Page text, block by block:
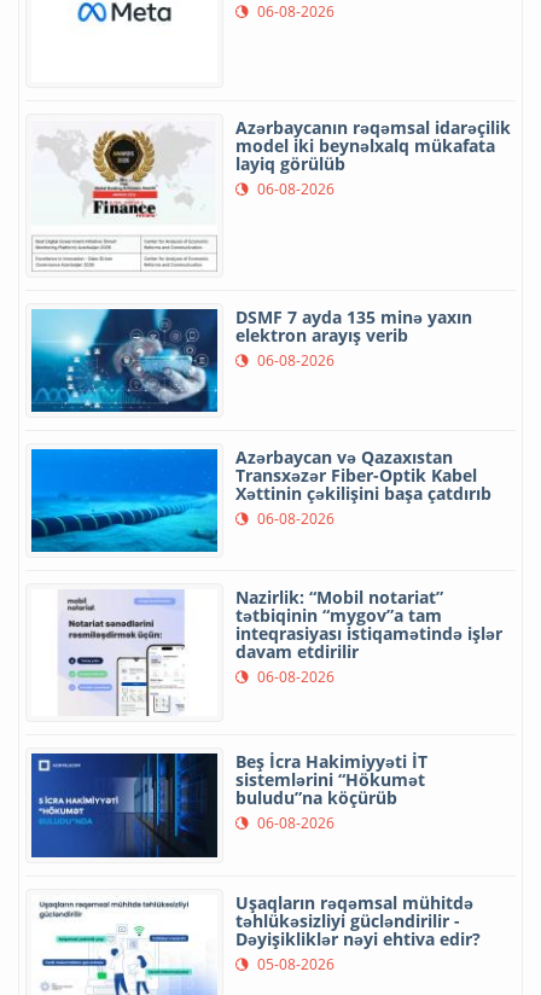
06-08-2026
Azərbaycanın rəqəmsal idarəçilik
model iki beynəlxalq mükafata
layiq görülüb
06-08-2026
DSMF 7 ayda 135 minə yaxın
elektron arayış verib
06-08-2026
Azərbaycan və Qazaxıstan
Transxəzər Fiber-Optik Kabel
Xəttinin çəkilişini başa çatdırıb
06-08-2026
Nazirlik: “Mobil notariat”
tətbiqinin “mygov”a tam
inteqrasiyası istiqamətində işlər
davam etdirilir
06-08-2026
Beş İcra Hakimiyyəti İT
sistemlərini “Hökumət
buludu”na köçürüb
06-08-2026
Uşaqların rəqəmsal mühitdə
təhlükəsizliyi gücləndirilir -
Dəyişikliklər nəyi ehtiva edir?
05-08-2026